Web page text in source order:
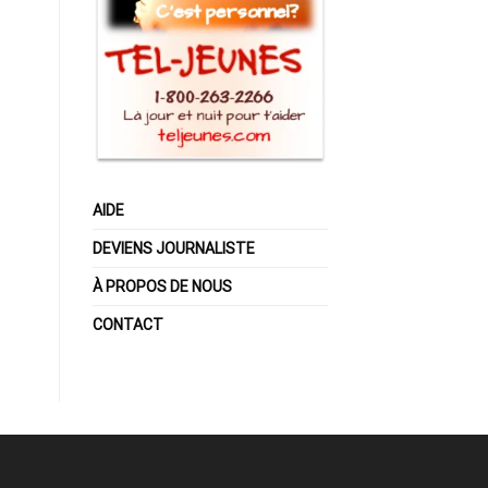
AIDE
DEVIENS JOURNALISTE
À PROPOS DE NOUS
CONTACT